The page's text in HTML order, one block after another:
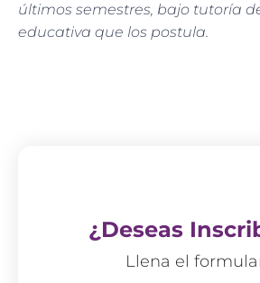
últimos semestres, bajo tutoría
educativa que los postula.
¿Deseas
Llena el